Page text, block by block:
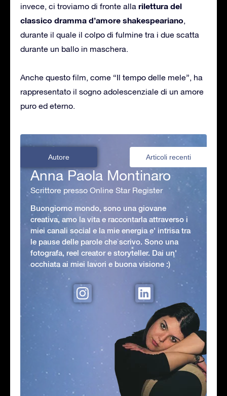
invece, ci troviamo di fronte alla rilettura del
classico dramma d’amore shakespeariano,
durante il quale il colpo di fulmine tra i due scatta
durante un ballo in maschera.
Anche questo film, come “Il tempo delle mele”, ha
rappresentato il sogno adolescenziale di un amore
puro ed eterno.
Autore Articoli recenti
Anna Paola Montinaro
Scrittore presso Online Star Register
Buongiorno mondo, sono una giovane
creativa, amo la vita e raccontarla attraverso i
miei canali social e la mie energia e' intrisa tra
le pause delle parole che scrivo. Sono una
fotografa, reel creator e storyteller. Dai un'
occhiata ai miei lavori e buona visione :)